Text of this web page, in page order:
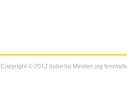
Copyright © 2012 ludor.hu Minden jog